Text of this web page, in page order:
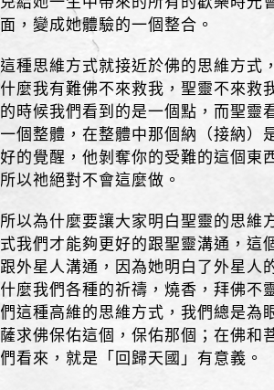
面，變成她體驗的一個整合。
這種思維方式就接近於佛的思維方式
什麼我有難佛不來救我，聖靈不來救
的時候我們看到的是一個點，而聖靈
一個整體，在整體中那個納（接納）
好的覺醒，他剝奪你的受難的這個東
所以祂絕對不會這麼做。
所以為什麼要讓大家明白聖靈的思維
式我們才能夠更好的跟聖靈溝通，這
跟外星人溝通，因為她明白了外星人
什麼我們各種的祈禱，燒香，拜佛不
們這種高維的思維方式，我們總是為
薩求佛保佑這個，保佑那個；在佛和
們看來，就是「回歸天國」有意義。